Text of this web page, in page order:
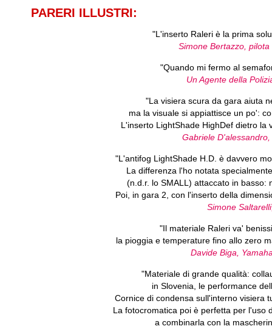
PARERI ILLUSTRI:
"L'inserto Raleri è la prima
Simone Bertazzo,
"Quando mi fermo al
Un Agente della
"La visiera scura da gara aiuta
ma la visuale si appiattisce un po':
L'inserto LightShade HighDef dietro la
Gabriele
"L'antifog LightShade H.D. è davvero
La differenza l'ho notata
(n.d.r. lo SMALL) attaccato in basso:
Poi, in gara 2, con l'inserto della
Simone
"Il materiale Raleri va'
la pioggia e temperature fino allo zero
Davide Biga,
"Materiale di grande qualità:
in Slovenia, le performance
Cornice di condensa sull'interno visiera
La fotocromatica poi è perfetta per l'uso
a combinarla con la